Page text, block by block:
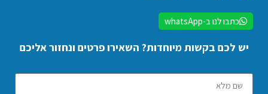
כתבו לנו ב-whatsApp
יש לכם בקשות מיוחדות? השאירו פרטים ונחזור אליכם